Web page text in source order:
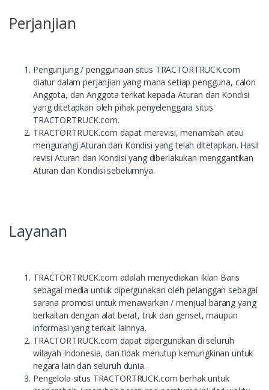
Perjanjian
Pengunjung / penggunaan situs TRACTORTRUCK.com
diatur dalam perjanjian yang mana setiap pengguna, calon
Anggota, dan Anggota terikat kepada Aturan dan Kondisi
yang ditetapkan oleh pihak penyelenggara situs
TRACTORTRUCK.com.
TRACTORTRUCK.com dapat merevisi, menambah atau
mengurangi Aturan dan Kondisi yang telah ditetapkan. Hasil
revisi Aturan dan Kondisi yang diberlakukan menggantikan
Aturan dan Kondisi sebelumnya.
Layanan
TRACTORTRUCK.com adalah menyediakan Iklan Baris
sebagai media untuk dipergunakan oleh pelanggan sebagai
sarana promosi untuk menawarkan / menjual barang yang
berkaitan dengan alat berat, truk dan genset, maupun
informasi yang terkait lainnya.
TRACTORTRUCK.com dapat dipergunakan di seluruh
wilayah Indonesia, dan tidak menutup kemungkinan untuk
negara lain dan seluruh dunia.
Pengelola situs TRACTORTRUCK.com berhak untuk